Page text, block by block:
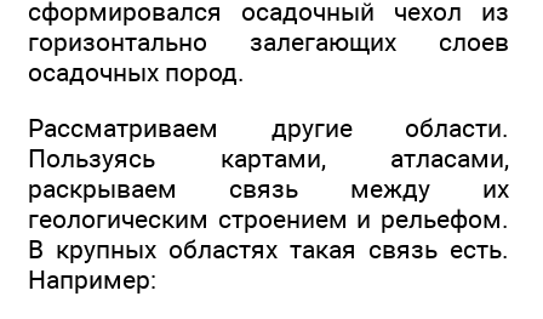
сформировался осадочный чехол из
горизонтально залегающих слоев
осадочных пород.
Рассматриваем другие области.
Пользуясь картами, атласами,
раскрываем связь между их
геологическим строением и рельефом.
В крупных областях такая связь есть.
Например: